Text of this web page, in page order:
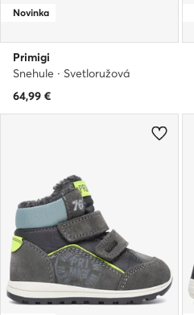
Novinka
Primigi
Snehule · Svetloružová
64,99 €